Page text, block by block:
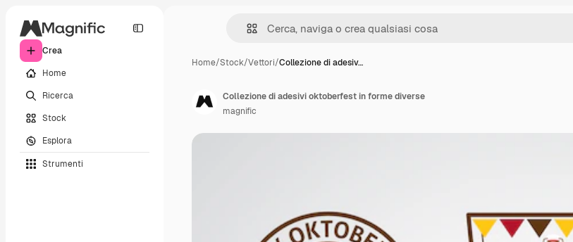
Crea
Home
Ricerca
Stock
Esplora
Strumenti
Home/Stock/Vettori/Collezione di adesiv…
Collezione di adesivi oktoberfest in forme diverse
magnific